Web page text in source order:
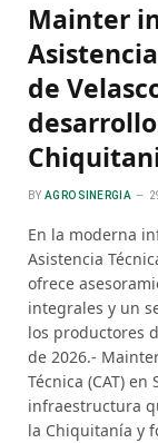
Mainter
de
BY AGRO SINERGIA
En la moderna
Asistencia
ofrece
integrales y un
los productores
de 2026.-
Técnica (CAT)
infraestructura
la Chiquitanía y